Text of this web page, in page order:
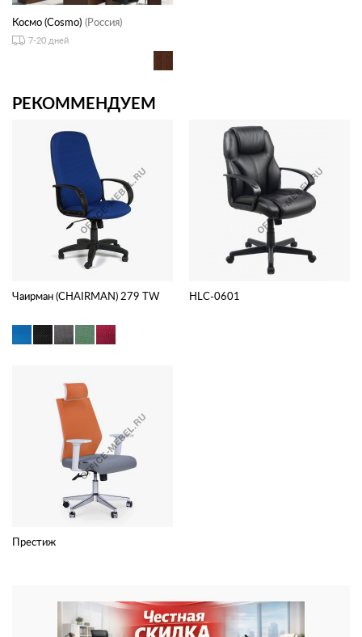
Космо (Cosmo) (Россия)
7-20 дней
РЕКОММЕНДУЕМ
Чаирман (CHAIRMAN) 279 TW HLC-0601
Престиж